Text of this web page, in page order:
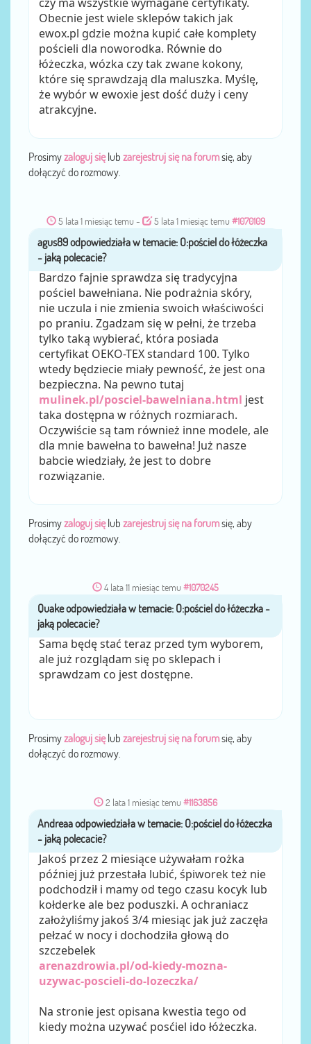
Obecnie jest wiele sklepów takich jak
ewox.pl gdzie można kupić całe komplety
pościeli dla noworodka. Równie do
łóżeczka, wózka czy tak zwane kokony,
które się sprawdzają dla maluszka. Myślę,
że wybór w ewoxie jest dość duży i ceny
atrakcyjne.
Prosimyzaloguj sięlub zarejestruj się na forumsię, aby
dołączyć do rozmowy.
5 lata 1 miesiąc temu - 5 lata 1 miesiąc temu #1070109
przezagus89
Bardzo fajnie sprawdza się tradycyjna
pościel bawełniana. Nie podrażnia skóry,
nie uczula i nie zmienia swoich właściwości
po praniu. Zgadzam się w pełni, że trzeba
tylko taką wybierać, która posiada
certyfikat OEKO-TEX standard 100. Tylko
wtedy będziecie miały pewność, że jest ona
bezpieczna. Na pewno tutaj
mulinek.pl/posciel-bawelniana.html jest
taka dostępna w różnych rozmiarach.
Oczywiście są tam również inne modele, ale
dla mnie bawełna to bawełna! Już nasze
babcie wiedziały, że jest to dobre
rozwiązanie.
Prosimyzaloguj sięlub zarejestruj się na forumsię, aby
dołączyć do rozmowy.
4 lata 11 miesiąc temu #1070245
przezQuake
Sama będę stać teraz przed tym wyborem,
ale już rozglądam się po sklepach i
sprawdzam co jest dostępne.
Prosimyzaloguj sięlub zarejestruj się na forumsię, aby
dołączyć do rozmowy.
2 lata 1 miesiąc temu #1163856
przezAndreaa
Jakoś przez 2 miesiące używałam rożka
później już przestała lubić, śpiworek też nie
podchodził i mamy od tego czasu kocyk lub
kołderke ale bez poduszki. A ochraniacz
założyliśmy jakoś 3/4 miesiąc jak już zaczęła
pełzać w nocy i dochodziła głową do
szczebelek
arenazdrowia.pl/od-kiedy-mozna-
uzywac-poscieli-do-lozeczka/
Na stronie jest opisana kwestia tego od
kiedy można uzywać posćiel ido łóżeczka.